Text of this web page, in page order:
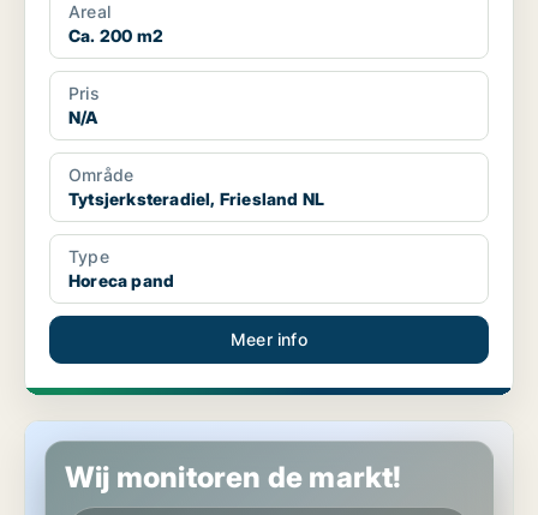
Areal
Ca. 200 m2
Pris
N/A
Område
Tytsjerksteradiel, Friesland NL
Type
Horeca pand
Meer info
Horeca pand in Leeuwarden, Friesland NL
Wij monitoren de markt!